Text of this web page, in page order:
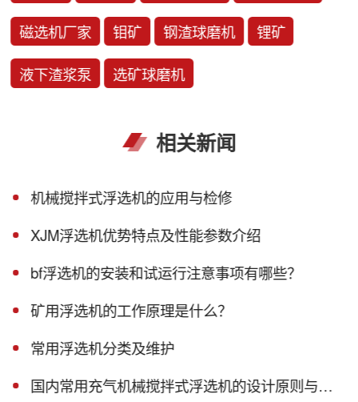
磁选机厂家 钼矿 钢渣球磨机 锂矿
液下渣浆泵 选矿球磨机
相关新闻
机械搅拌式浮选机的应用与检修
XJM浮选机优势特点及性能参数介绍
bf浮选机的安装和试运行注意事项有哪些？
矿用浮选机的工作原理是什么？
常用浮选机分类及维护
国内常用充气机械搅拌式浮选机的设计原则与工作原理